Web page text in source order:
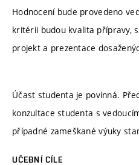
Hodnocení bude provedeno
kritérii budou kvalita přípravy,
projekt a prezentace
Účast studenta je povinná.
konzultace studenta s
případné zameškané výuky
UČEBNÍ CÍLE